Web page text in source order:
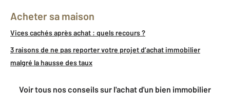
Acheter sa maison
Vices cachés après achat : quels recours ?
3 raisons de ne pas reporter votre projet d’achat immobilier
malgré la hausse des taux
Voir tous nos conseils sur l'achat d'un bien immobilier